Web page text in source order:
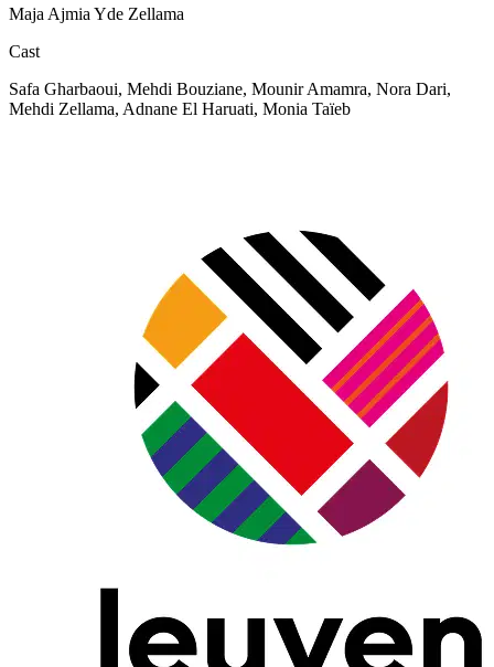
Maja Ajmia Yde Zellama
Cast
Safa Gharbaoui, Mehdi Bouziane, Mounir Amamra, Nora Dari,
Mehdi Zellama, Adnane El Haruati, Monia Taïeb